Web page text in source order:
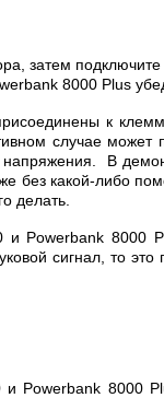
затем
8000 Plus
к
случае
В
без какой-
делать.
Powerbank 8000
сигнал, то
8000